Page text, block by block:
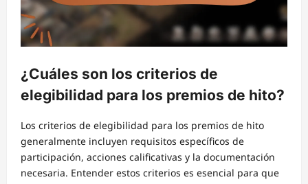
¿Cuáles son los criterios de
elegibilidad para los premios de hito?
Los criterios de elegibilidad para los premios de hito
generalmente incluyen requisitos específicos de
participación, acciones calificativas y la documentación
necesaria. Entender estos criterios es esencial para que